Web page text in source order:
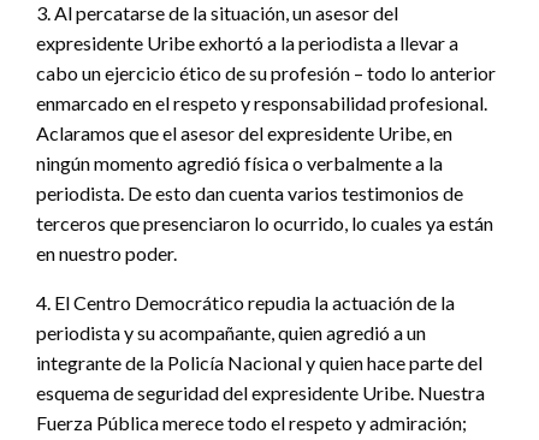
3. Al percatarse de la situación, un asesor del
expresidente Uribe exhortó a la periodista a llevar a
cabo un ejercicio ético de su profesión – todo lo anterior
enmarcado en el respeto y responsabilidad profesional.
Aclaramos que el asesor del expresidente Uribe, en
ningún momento agredió física o verbalmente a la
periodista. De esto dan cuenta varios testimonios de
terceros que presenciaron lo ocurrido, lo cuales ya están
en nuestro poder.
4. El Centro Democrático repudia la actuación de la
periodista y su acompañante, quien agredió a un
integrante de la Policía Nacional y quien hace parte del
esquema de seguridad del expresidente Uribe. Nuestra
Fuerza Pública merece todo el respeto y admiración;